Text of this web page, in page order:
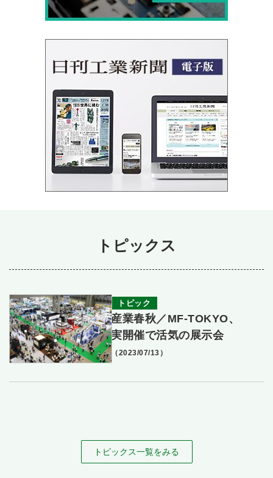
トピックス
トピック
産業春秋／MF‐TOKYO、
実開催で活気の展示会
（2023/07/13）
トピックス一覧をみる